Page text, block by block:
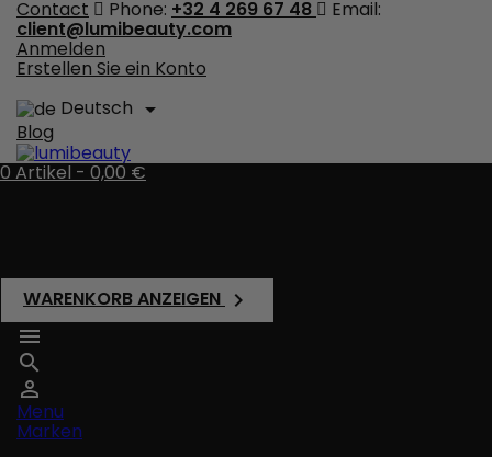
Contact Phone: +32 4 269 67 48 Email:
client@lumibeauty.com
Anmelden
Erstellen Sie ein Konto
Deutsch 
Blog
0 Artikel - 0,00 €
WARENKORB ANZEIGEN 



Menu
Marken